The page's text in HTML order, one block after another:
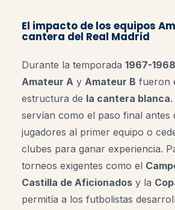
El impacto de los equipos
cantera del Real Madrid
Durante la temporada 1967-1968
Amateur A y Amateur B fueron
estructura de la cantera blanca
servían como el paso final antes
jugadores al primer equipo o
clubes para ganar experiencia.
torneos exigentes como el
Castilla de Aficionados y la
permitía a los futbolistas